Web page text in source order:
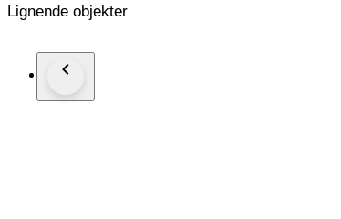
Knotted between each pearl for safety, the
At a length of 45cm, the necklace complements
Lignende objekter